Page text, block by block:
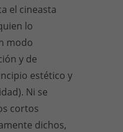
el cineasta
lo
modo
y de
estético y
Ni se
cortos
dichos,